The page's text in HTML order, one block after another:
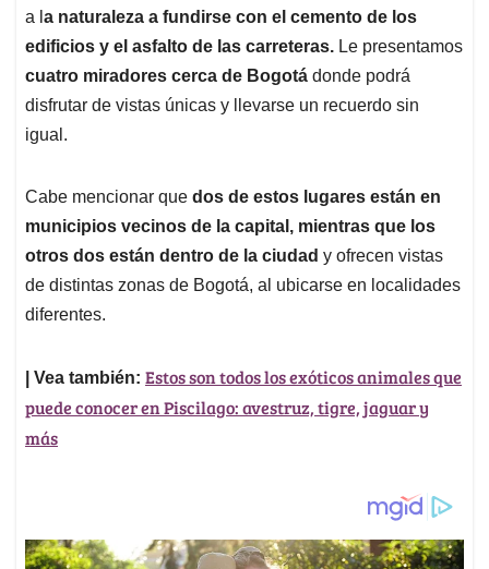
p
k
n
a l a naturaleza a fundirse con el cemento de los
edificios y el asfalto de las carreteras. Le presentamos
cuatro miradores cerca de Bogotá donde podrá
disfrutar de vistas únicas y llevarse un recuerdo sin
igual.
Cabe mencionar que dos de estos lugares están en
municipios vecinos de la capital, mientras que los
otros dos están dentro de la ciudad y ofrecen vistas
de distintas zonas de Bogotá, al ubicarse en localidades
diferentes.
| Vea también: Estos son todos los exóticos animales que
puede conocer en Piscilago: avestruz, tigre, jaguar y
más